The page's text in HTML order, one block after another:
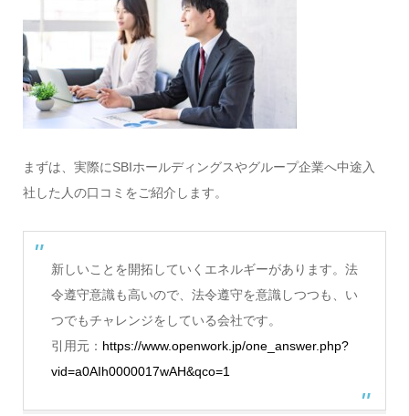
まずは、実際にSBIホールディングスやグループ企業へ中途入
社した人の口コミをご紹介します。
新しいことを開拓していくエネルギーがあります。法
令遵守意識も高いので、法令遵守を意識しつつも、い
つでもチャレンジをしている会社です。
引用元： https://www.openwork.jp/one_answer.php?
vid=a0AIh0000017wAH&qco=1